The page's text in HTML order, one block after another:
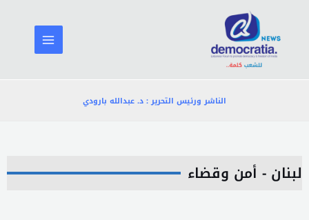
المحتوى
الناشر ورئيس التحرير : د. عبدالله بارودي
لبنان - أمن وقضاء